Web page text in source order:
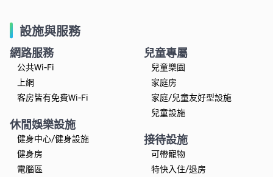
設施與服務
網路服務
公共Wi-Fi
上網
客房皆有免費Wi-Fi
休閒娛樂設施
健身中心/健身設施
健身房
電腦區
兒童專屬
兒童樂園
家庭房
家庭/兒童友好型設施
兒童設施
接待設施
可帶寵物
特快入住/退房